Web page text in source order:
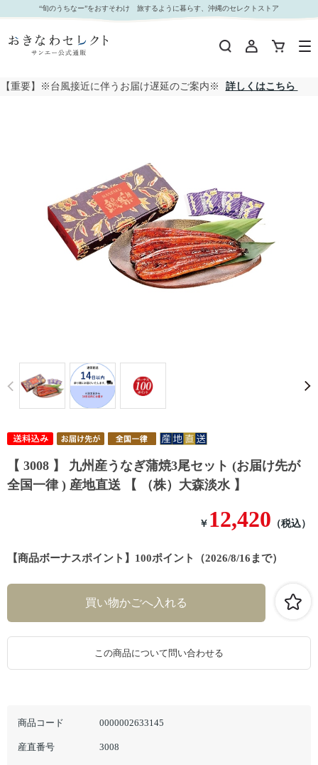
【 3008 】 九州産うなぎ蒲焼3尾セット (お届け先が 全国一律 ) 産地直送 【 （株）大森淡水 】
｜おきなわセレクト サンエー公式通販
“旬のうちなー”をおすそわけ 旅するように暮らす、沖縄のセレクトストア
【重要】※台風接近に伴うお届け遅延のご案内※ 詳しくはこちら
Prev
【 3008 】 九州産うなぎ蒲焼3尾セット (お届け先が
全国一律 ) 産地直送 【 （株）大森淡水 】
【商品ボーナスポイント】100ポイント（2026/8/16まで）
￥ 12,420 （税込）
商品コード 0000002633145
産直番号 3008
この商品について問い合わせる